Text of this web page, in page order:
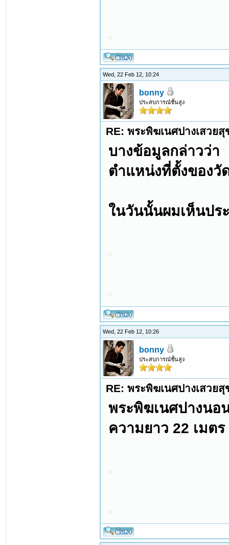
Wed, 22 Feb 12, 10:24
bonny
ประสบการณ์ชั้นสูง
RE: พระพิฆเนศปางเสวย
บางข้อมูลกล่าวว่า
ตำแหน่งที่ตั้งของวั
ในวันนั้นผมเห็นปร
Wed, 22 Feb 12, 10:26
bonny
ประสบการณ์ชั้นสูง
RE: พระพิฆเนศปางเสวย
พระพิฆเนศปางนอ
ความยาว 22 เมตร